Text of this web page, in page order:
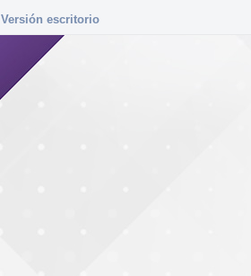
Versión escritorio